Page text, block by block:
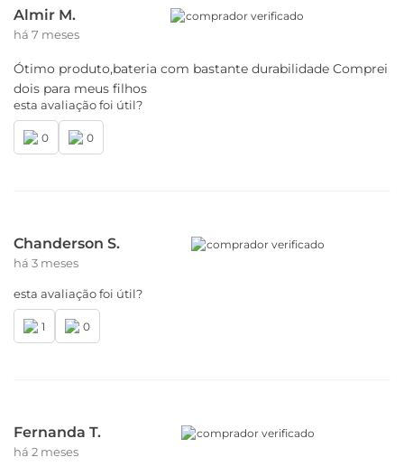
Almir M.
há 7 meses
comprador verificado
Ótimo produto,bateria com bastante durabilidade Comprei
dois para meus filhos
esta avaliação foi útil?
0 0
Chanderson S.
há 3 meses
comprador verificado
esta avaliação foi útil?
1 0
Fernanda T.
há 2 meses
comprador verificado